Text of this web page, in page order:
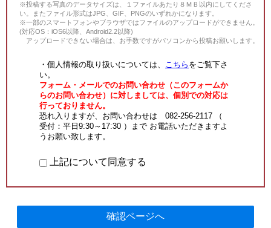
※投稿する写真のデータサイズは、１ファイルあたり８ＭＢ以内にしてくださ
い。またファイル形式はJPG、GIF、PNGのいずれかになります。
※一部のスマートフォンやブラウザではファイルのアップロードができません。
(対応OS：iOS6以降、Android2.2以降)
アップロードできない場合は、お手数ですがパソコンから投稿お願いします。
・個人情報の取り扱いについては、 こちら をご覧下さ
い。
フォーム・メールでのお問い合わせ（このフォームか
らのお問い合わせ）に対しましては、個別での対応は
行っておりません。
恐れ入りますが、お問い合わせは 082-256-2117 （
受付：平日9:30～17:30 ）まで お電話いただきますよ
うお願い致します。
上記について同意する
確認ページへ